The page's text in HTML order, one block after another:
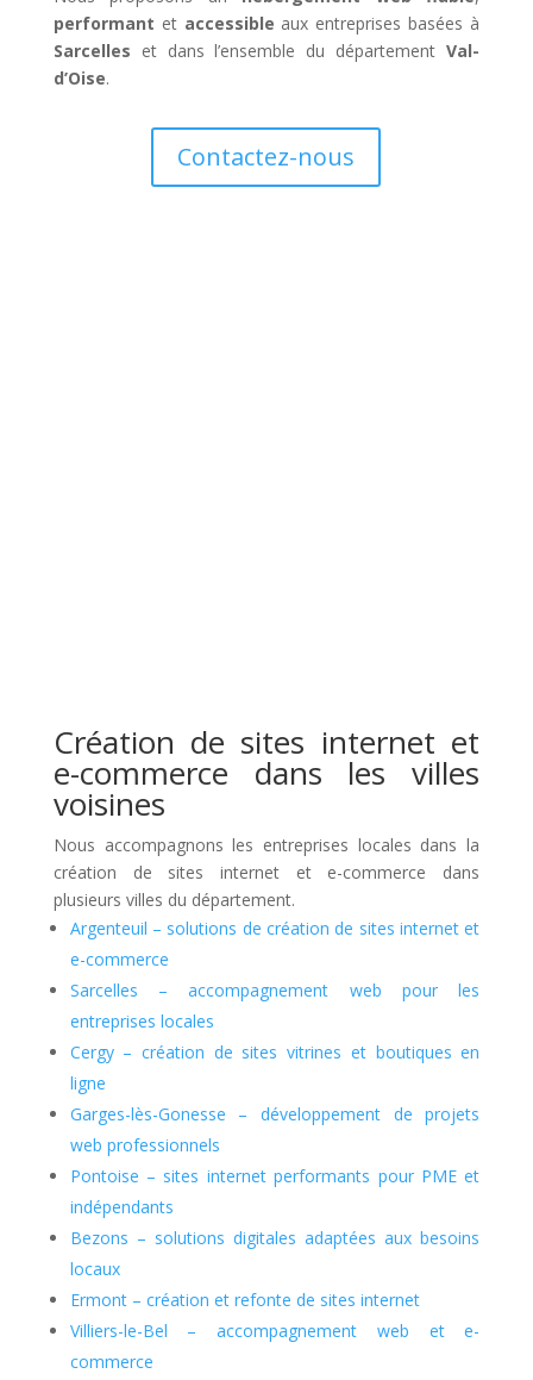
performant et accessible aux entreprises basées à
Sarcelles et dans l’ensemble du départementVal-
d’Oise.
Contactez-nous
Création de sites internet et
e-commerce dans les villes
voisines
Nous accompagnons les entreprises locales dans la
création de sites internet et e-commerce dans
plusieurs villes du département.
Argenteuil – solutions de création de sites internet et
e-commerce
Sarcelles – accompagnement web pour les
entreprises locales
Cergy – création de sites vitrines et boutiques en
ligne
Garges-lès-Gonesse – développement de projets
web professionnels
Pontoise – sites internet performants pour PME et
indépendants
Bezons – solutions digitales adaptées aux besoins
locaux
Ermont – création et refonte de sites internet
Villiers-le-Bel – accompagnement web et e-
commerce